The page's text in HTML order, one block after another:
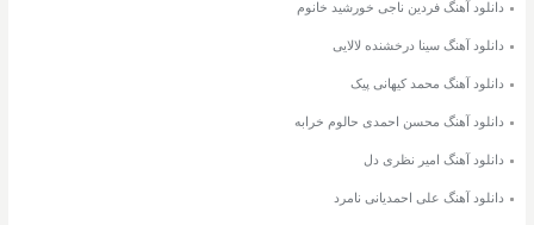
دانلود آهنگ فردین ناجی خورشید خانوم
دانلود آهنگ سینا درخشنده لالایی
دانلود آهنگ محمد کیهانی پیک
دانلود آهنگ محسن احمدی حالوم خرابه
دانلود آهنگ امیر نظری دل
دانلود آهنگ علی احمدیانی نامرد